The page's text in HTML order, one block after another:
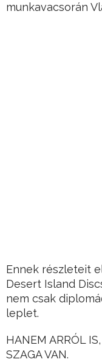
munkavacsorán
Ennek részleteit
Desert Island
nem csak
leplet.
HANEM ARRÓL
SZAGA VAN.